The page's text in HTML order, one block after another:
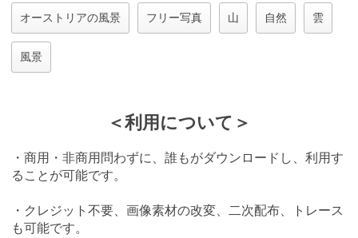
オーストリアの風景 フリー写真 山 自然 雲
風景
＜利用について＞
・商用・非商用問わずに、誰もがダウンロードし、利用す
ることが可能です。
・クレジット不要、画像素材の改変、二次配布、トレース
も可能です。